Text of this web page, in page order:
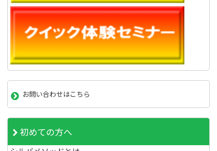
お問い合わせはこちら
初めての方へ